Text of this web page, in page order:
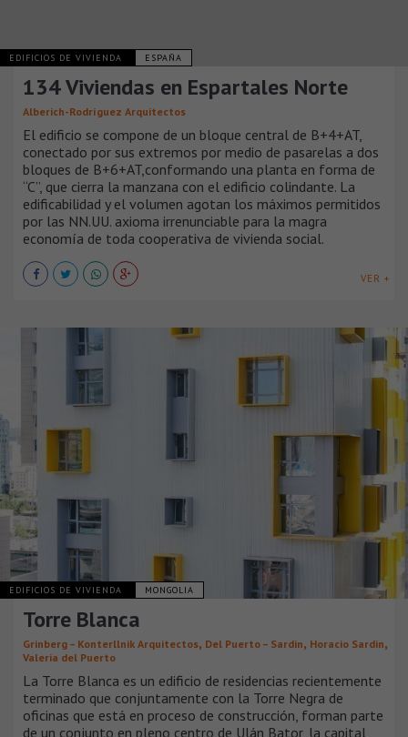
EDIFICIOS DE VIVIENDA ESPAÑA
134 Viviendas en Espartales Norte
Alberich-Rodríguez Arquitectos
El edificio se compone de un bloque central de B+4+AT,
conectado por sus extremos por medio de pasarelas a dos
bloques de B+6+AT,conformando una planta en forma de
“C”, que cierra la manzana con el edificio colindante. La
edificabilidad y el volumen agotan los máximos permitidos
por las NN.UU. axioma irrenunciable para la magra
economía de toda cooperativa de vivienda social.
VER +
EDIFICIOS DE VIVIENDA MONGOLIA
Torre Blanca
Grinberg – Konterllnik Arquitectos, Del Puerto – Sardin, Horacio Sardin,
Valeria del Puerto
La Torre Blanca es un edificio de residencias recientemente
terminado que conjuntamente con la Torre Negra de
oficinas que está en proceso de construcción, forman parte
de un conjunto en pleno centro de Ulán Bator, la capital